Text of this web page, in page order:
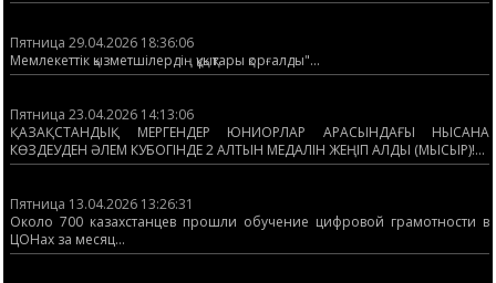
Пятница 29.04.2026 18:36:06
Мемлекеттік қызметшілердің құқықтары қорғалды"...
Пятница 23.04.2026 14:13:06
ҚАЗАҚСТАНДЫҚ МЕРГЕНДЕР ЮНИОРЛАР АРАСЫНДАҒЫ НЫСАНА
КӨЗДЕУДЕН ӘЛЕМ КУБОГІНДЕ 2 АЛТЫН МЕДАЛІН ЖЕҢІП АЛДЫ (МЫСЫР)!...
Пятница 13.04.2026 13:26:31
Около 700 казахстанцев прошли обучение цифровой грамотности в
ЦОНах за месяц...